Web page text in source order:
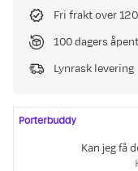
Fri frakt over
100 dagers
Lynrask levering
Kan jeg få